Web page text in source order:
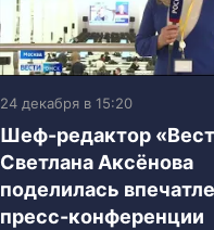
24 декабря в 15:20
Шеф-редактор
Светлана Аксёнова
поделилась
пресс-конференции